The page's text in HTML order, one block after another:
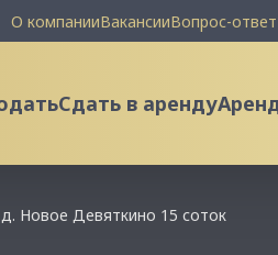
О компанииВакансииВопрос-ответ
Сдать в аренду
Новое Девяткино 15 соток